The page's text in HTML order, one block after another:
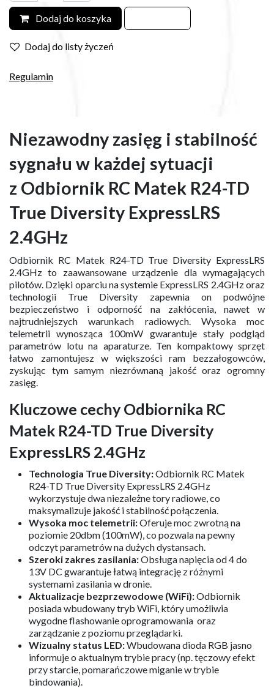
Dodaj do koszyka
Dodaj do listy życzeń
Regulamin
Niezawodny zasięg i stabilność
sygnału w każdej sytuacji
z Odbiornik RC Matek R24-TD
True Diversity ExpressLRS
2.4GHz
Odbiornik RC Matek R24-TD True Diversity ExpressLRS
2.4GHz to zaawansowane urządzenie dla wymagających
pilotów. Dzięki oparciu na systemie ExpressLRS 2.4GHz oraz
technologii True Diversity zapewnia on podwójne
bezpieczeństwo i odporność na zakłócenia, nawet w
najtrudniejszych warunkach radiowych. Wysoka moc
telemetrii wynosząca 100mW gwarantuje stały podgląd
parametrów lotu na aparaturze. Ten kompaktowy sprzęt
łatwo zamontujesz w większości ram bezzałogowców,
zyskując tym samym niezrównaną jakość oraz ogromny
zasięg.
Kluczowe cechy Odbiornika RC
Matek R24-TD True Diversity
ExpressLRS 2.4GHz
Technologia True Diversity:Odbiornik RC Matek
R24-TD True Diversity ExpressLRS 2.4GHz
wykorzystuje dwa niezależne tory radiowe, co
maksymalizuje jakość i stabilność połączenia.
Wysoka moc telemetrii:Oferuje moc zwrotną na
poziomie 20dbm (100mW), co pozwala na pewny
odczyt parametrów na dużych dystansach.
Szeroki zakres zasilania:Obsługa napięcia od 4 do
13V DC gwarantuje łatwą integrację z różnymi
systemami zasilania w dronie.
Aktualizacje bezprzewodowe (WiFi):Odbiornik
posiada wbudowany tryb WiFi, który umożliwia
wygodne flashowanie oprogramowania oraz
zarządzanie z poziomu przeglądarki.
Wizualny status LED:Wbudowana dioda RGB jasno
informuje o aktualnym trybie pracy (np. tęczowy efekt
przy starcie, pomarańczowe miganie w trybie
bindowania).